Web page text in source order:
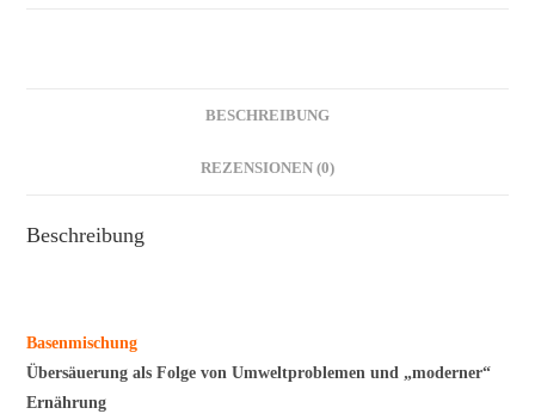
BESCHREIBUNG
REZENSIONEN (0)
Beschreibung
Basenmischung
Übersäuerung als Folge von Umweltproblemen und „moderner“
Ernährung